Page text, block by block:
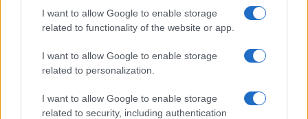
I want to allow Google to enable storage
related to functionality of the website or app.
I want to allow Google to enable storage
related to personalization.
I want to allow Google to enable storage
related to security, including authentication